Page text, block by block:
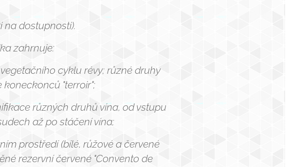
na dostupnosti).
zahrnuje:
cyklu révy; různé druhy
"terroir";
různých druhů vína, od vstupu
až po stáčení vína;
prostředí (bílé, růžové a červené
rezervní červené "Convento de